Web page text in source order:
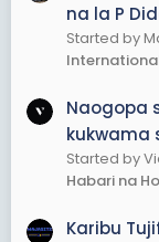
na la P
Started by
Naogopa
kukwama
Started by
Habari na
Karibu